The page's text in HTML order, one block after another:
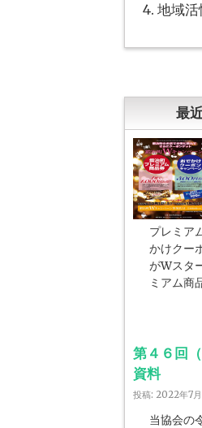
地域
最
プレミア
かけクー
がWスタ
ミアム商
第４６回
資料
投稿: 2022年7
当協会の